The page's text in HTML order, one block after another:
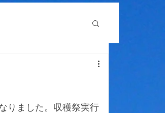
りました。収穫祭実行